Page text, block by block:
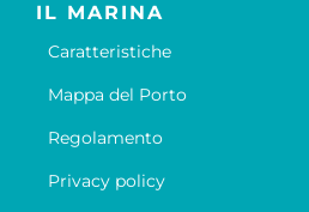
IL MARINA
Caratteristiche
Mappa del Porto
Regolamento
Privacy policy